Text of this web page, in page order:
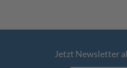
Jetzt Newsletter